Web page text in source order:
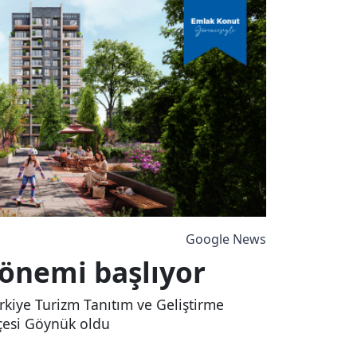
Google News
başlıyor
Turizm Tanıtım ve Geliştirme
Göynük oldu